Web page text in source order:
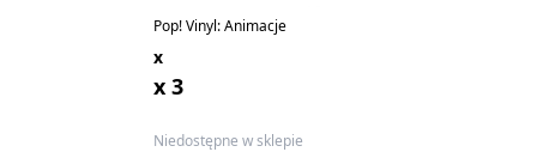
Pop! Vinyl: Animacje
x
x 3
Niedostępne w sklepie